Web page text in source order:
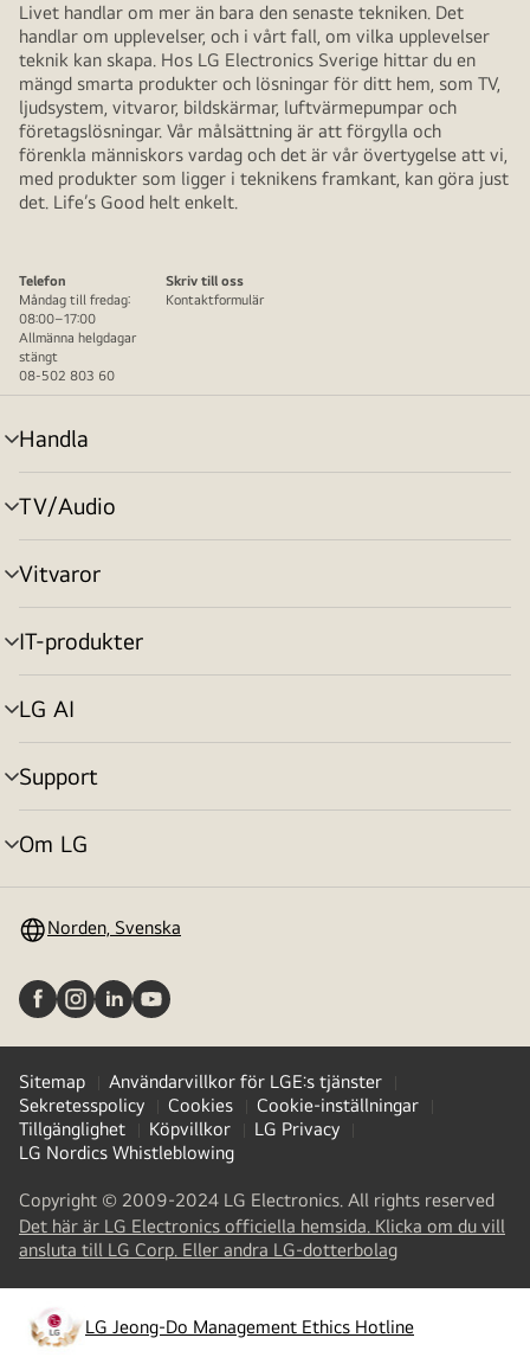
Livet handlar om mer än bara den senaste tekniken. Det
handlar om upplevelser, och i vårt fall, om vilka upplevelser
teknik kan skapa. Hos LG Electronics Sverige hittar du en
mängd smarta produkter och lösningar för ditt hem, som TV,
ljudsystem, vitvaror, bildskärmar, luftvärmepumpar och
företagslösningar. Vår målsättning är att förgylla och
förenkla människors vardag och det är vår övertygelse att vi,
med produkter som ligger i teknikens framkant, kan göra just
det. Life’s Good helt enkelt.
Telefon
Måndag till fredag:
08:00–17:00
Allmänna helgdagar
stängt
08-502 803 60
Skriv till oss
Kontaktformulär
Handla
menyväxling
TV/Audio
menyväxling
Vitvaror
menyväxling
IT-produkter
menyväxling
LG AI
menyväxling
Support
menyväxling
Om LG
menyväxling
Norden, Svenska
Sitemap
Användarvillkor för LGE:s tjänster
Sekretesspolicy
Cookies
Cookie-inställningar
Tillgänglighet
Köpvillkor
LG Privacy
LG Nordics Whistleblowing
Copyright © 2009-2024 LG Electronics. All rights reserved
Det här är LG Electronics officiella hemsida. Klicka om du vill
ansluta till LG Corp. Eller andra LG-dotterbolag(
a
new
tab
LG Jeong-Do Management Ethics Hotline
opens